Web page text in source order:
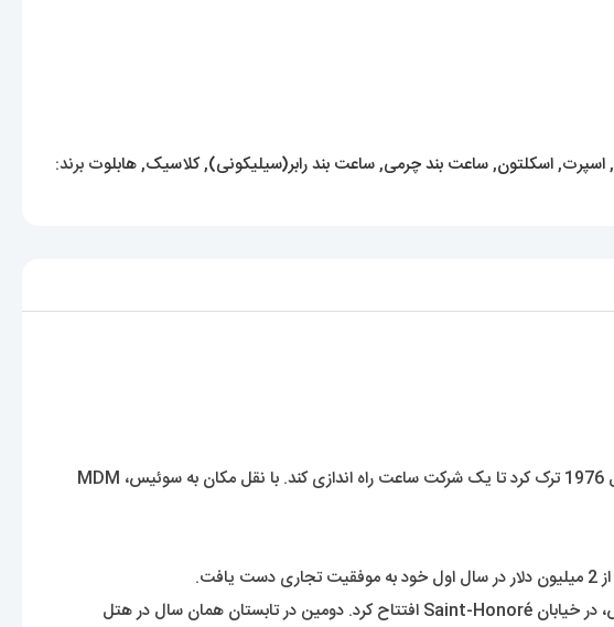
,اسپرت,اسکلتون,ساعت بند چرمی,ساعت بند رابر(سیلیکونی),کلاسیک,هابلوت برند:
کارلو کروکو ​​یکی از فرزندان سلسله گروه بیندا ایتالیا که بیشتر به خاطر ساخت ساعت‌های بریل شناخته می‌شود، این شرکت را در سال 1976 ترک کرد تا یک شرکت ساعت راه اندازی کند. با نقل مکان به سوئیس، MDM
از سال 2019، Hublot دارای 169 بوتیک در چندین کشور بود. در فوریه 2007، Hublot اولین فروشگاه تک برند خود را در پاریس، در خیابان Saint-Honoré افتتاح کرد. دومین در تابستان همان سال در هتل